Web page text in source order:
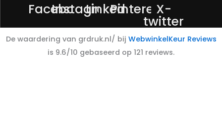
Facebook
Instagram
Linkedin
PinterestX-
twitter
De waardering van grdruk.nl/ bij WebwinkelKeur Reviews
is 9.6/10 gebaseerd op 121 reviews.